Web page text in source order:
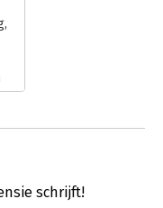
schrijft!